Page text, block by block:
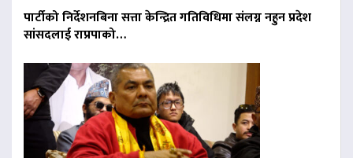
पार्टीको निर्देशनबिना सत्ता केन्द्रित गतिविधिमा संलग्न नहुन प्रदेश
सांसदलाई राप्रपाको…